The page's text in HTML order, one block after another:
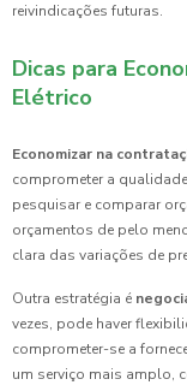
reivindicações futuras.
Dicas para
Elétrico
Economizar na
comprometer a
pesquisar e comparar
orçamentos de pelo
clara das variações de
Outra estratégia é
vezes, pode haver
comprometer-se a
um serviço mais amplo,